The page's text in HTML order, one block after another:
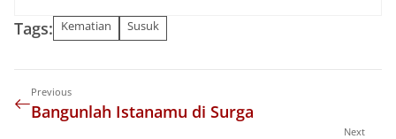
Tags:
Kematian Susuk
Previous
Bangunlah Istanamu di Surga
Next